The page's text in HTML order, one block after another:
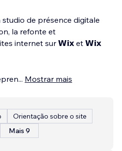
de présence digitale
la refonte et
internet sur 𝗪𝗶𝘅 et 𝗪𝗶𝘅
... Mostrar mais
Orientação sobre o site
Mais 9